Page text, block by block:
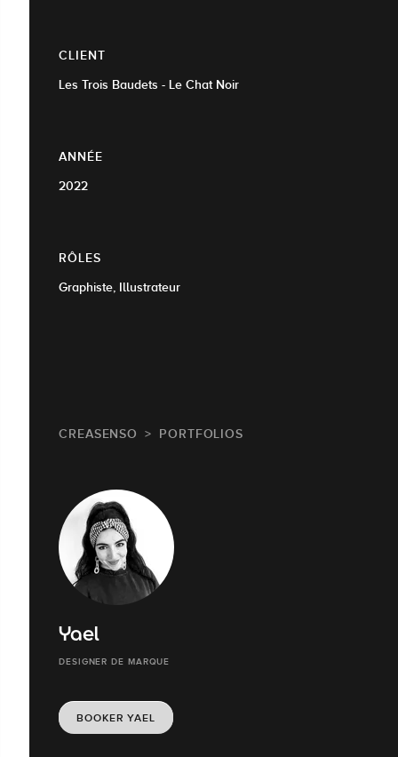
CLIENT
Les Trois Baudets - Le Chat Noir
ANNÉE
2022
RÔLES
Graphiste, Illustrateur
CREASENSO PORTFOLIOS
Yael
DESIGNER DE MARQUE
BOOKER YAEL